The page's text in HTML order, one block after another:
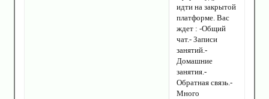
идти на закрытой
платформе. Вас
ждет : -Общий
чат.- Записи
занятий.-
Домашние
занятия.-
Обратная связь.-
Много